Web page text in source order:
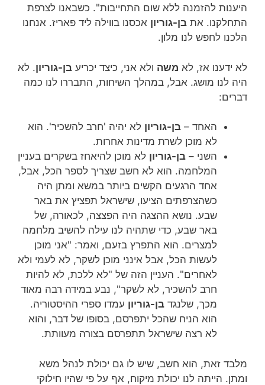
היענות להזמנה ללא שום התחייבות". כשבאנו לצרפת
התחלקנו. את בן-גוריון אכסנו בווילה ליד פאריז. אנחנו
הלכנו לחפש לנו מלון.
לא ידענו אז, לא משה ולא אני, כיצד יכריע בן-גוריון. לא
היה לנו מושג. אבל, במהלך השיחות, התבררו לנו כמה
דברים:
האחד – בן-גוריון לא יהיה 'חרב להשכיר'. הוא
לא מוכן לשרת מדינות אחרות.
השני – בן-גוריון לא מוכן להיאחז בשקרים בעניין
המלחמה. הוא לא חשב שצריך לספר הכל, אבל,
אחד הרגעים הקשים ביותר במשא ומתן היה
כשהצרפתים הציעו, שישראל תפציץ את באר
שבע. נושא ההצגה היה הפצצה, לכאורה, של
באר שבע, כדי שתהיה לנו עילה להשיב מלחמה
למצרים. הוא התפרץ בזעם, ואמר: "אני מוכן
לעשות הכל, אבל אינני מוכן לשקר, לא לעמי ולא
לאחרים". העניין הזה של "לא ללכת, לא להיות
חרב להשכיר, לא לשקר", נבע במידה רבה מאוד
מכך, שלנגד בן-גוריון עמדו ספרי ההיסטוריה.
הוא הניח שהכל יתפרסם, בסופו של דבר, והוא
לא רצה שישראל תתפרסם בצורה מעוותת.
מלבד זאת, הוא חשב, שיש לו גם יכולת לנהל משא
ומתן. הייתה לנו יכולת מיקוח, אף על פי שהיו חילוקי